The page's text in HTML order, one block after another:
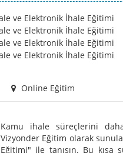
Online Eğitim
Kamu ihale süreçlerini
Vizyonder Eğitim olarak
Eğitimi" ile tanışın. Bu